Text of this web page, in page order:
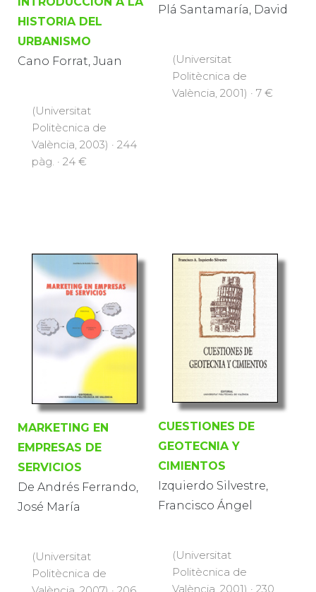
HISTORIA DEL
URBANISMO
Cano Forrat, Juan
(Universitat
Politècnica de
València, 2003) · 244
pàg. · 24 €
Plá Santamaría, David
(Universitat
Politècnica de
València, 2001) · 7 €
MARKETING EN
EMPRESAS DE
SERVICIOS
De Andrés Ferrando,
José María
(Universitat
Politècnica de
CUESTIONES DE
GEOTECNIA Y
CIMIENTOS
Izquierdo Silvestre,
Francisco Ángel
(Universitat
Politècnica de
València, 2001) · 230